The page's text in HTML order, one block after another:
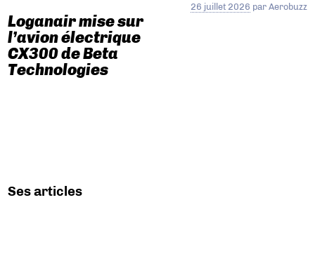
Loganair mise sur
l’avion électrique
CX300 de Beta
Technologies
26 juillet 2026 par Aerobuzz
Ses articles